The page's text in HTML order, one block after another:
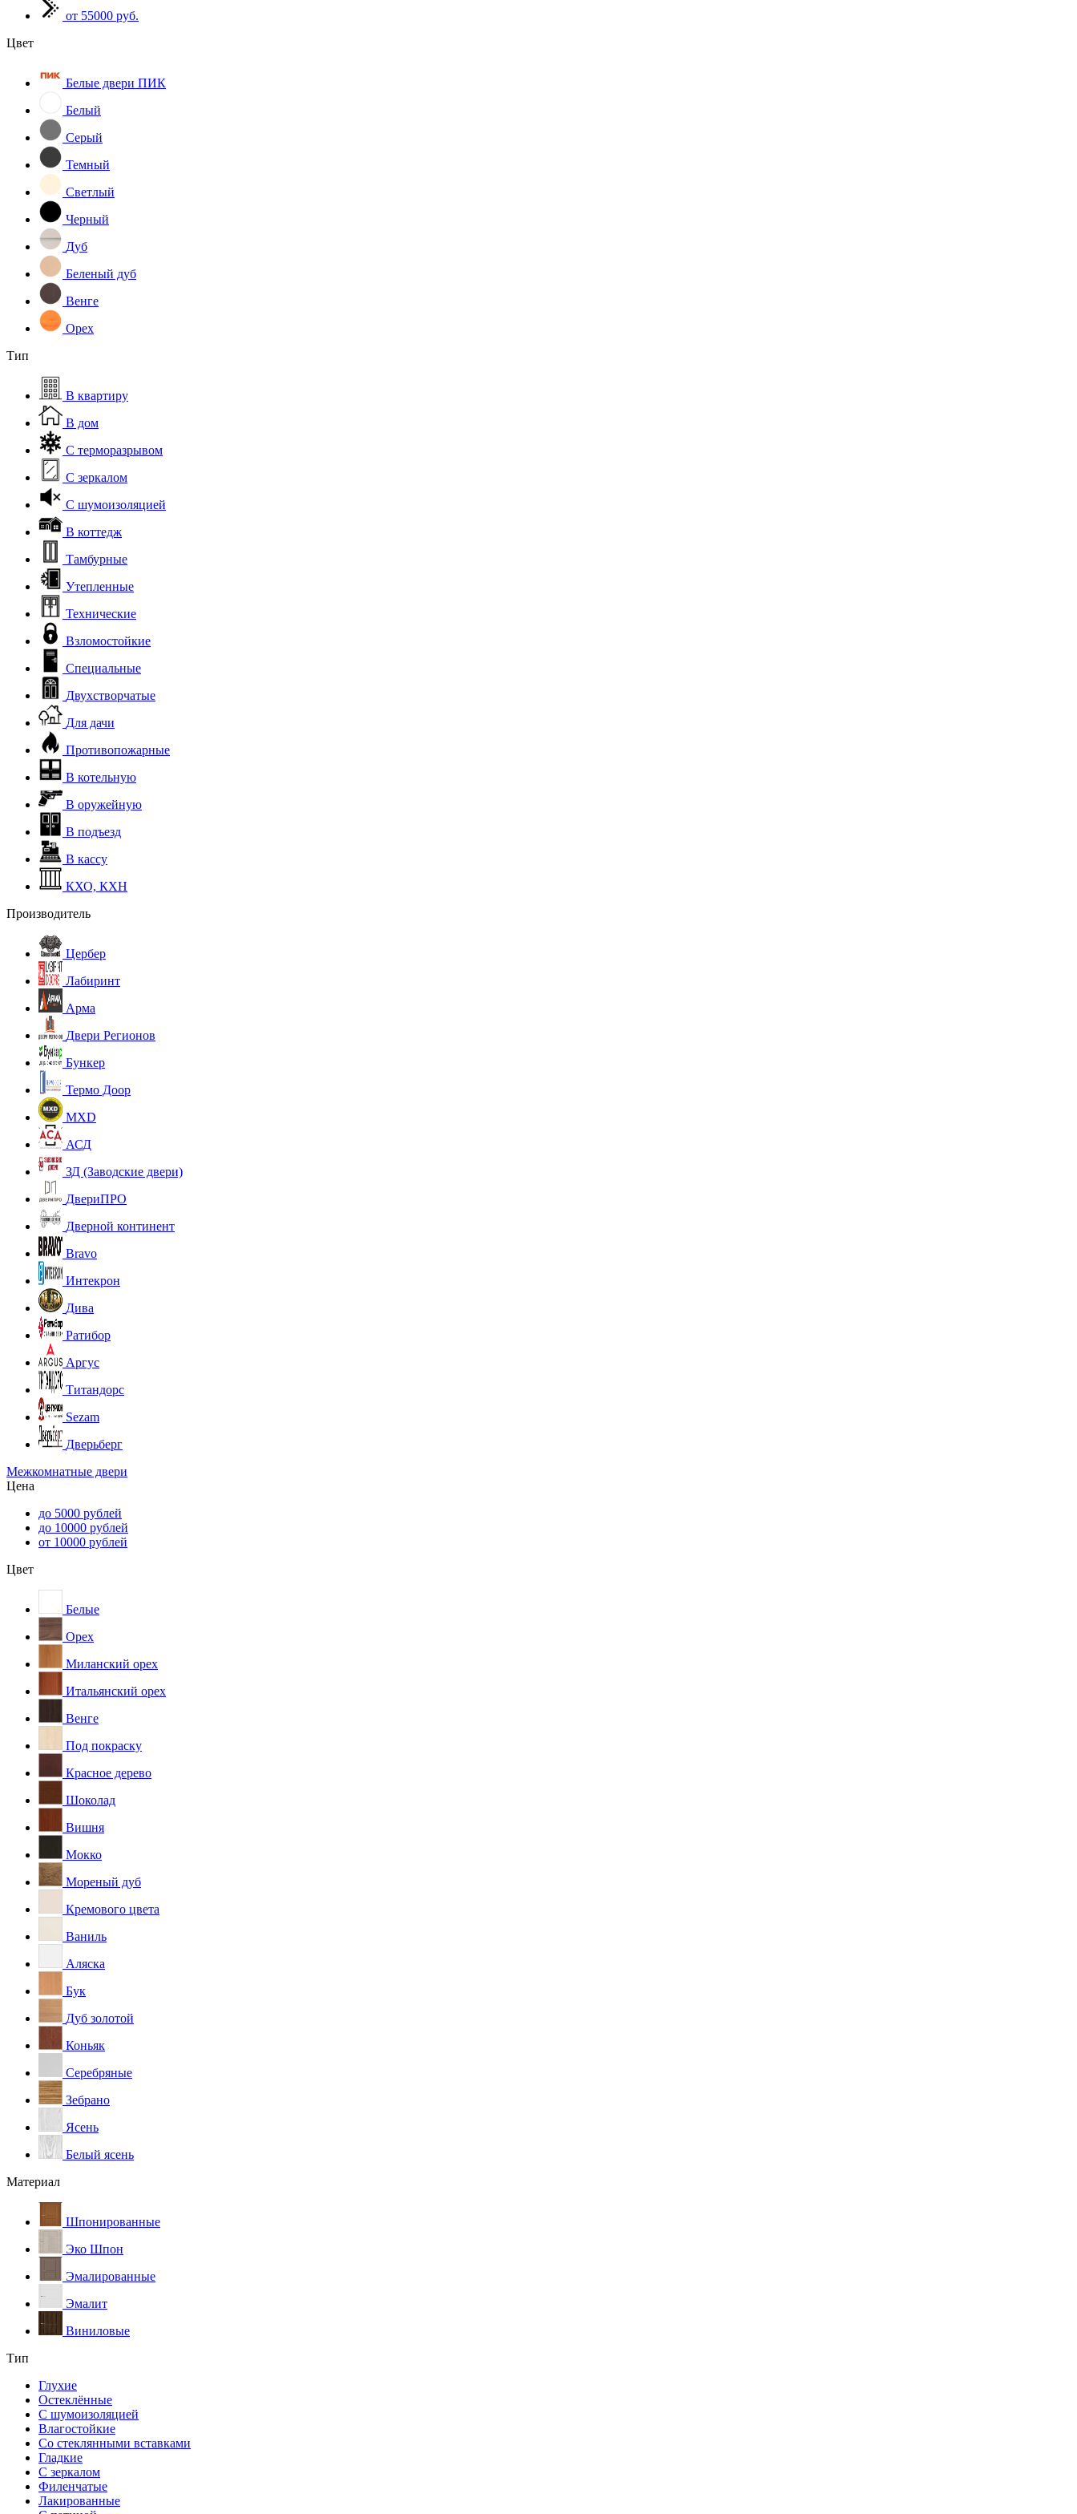
от 55000 руб.
Цвет
Белые двери ПИК
Белый
Серый
Темный
Светлый
Черный
Дуб
Беленый дуб
Венге
Орех
Тип
В квартиру
В дом
С терморазрывом
С зеркалом
С шумоизоляцией
В коттедж
Тамбурные
Утепленные
Технические
Взломостойкие
Специальные
Двухстворчатые
Для дачи
Противопожарные
В котельную
В оружейную
В подъезд
В кассу
КХО, КХН
Производитель
Цербер
Лабиринт
Арма
Двери Регионов
Бункер
Термо Доор
MXD
АСД
ЗД (Заводские двери)
ДвериПРО
Дверной континент
Bravo
Интекрон
Дива
Ратибор
Аргус
Титандорс
Sezam
Дверьберг
Межкомнатные двери
Цена
до 5000 рублей
до 10000 рублей
от 10000 рублей
Цвет
Белые
Орех
Миланский орех
Итальянский орех
Венге
Под покраску
Красное дерево
Шоколад
Вишня
Мокко
Мореный дуб
Кремового цвета
Ваниль
Аляска
Бук
Дуб золотой
Коньяк
Серебряные
Зебрано
Ясень
Белый ясень
Материал
Шпонированные
Эко Шпон
Эмалированные
Эмалит
Виниловые
Тип
Глухие
Остеклённые
С шумоизоляцией
Влагостойкие
Со стеклянными вставками
Гладкие
С зеркалом
Филенчатые
Лакированные